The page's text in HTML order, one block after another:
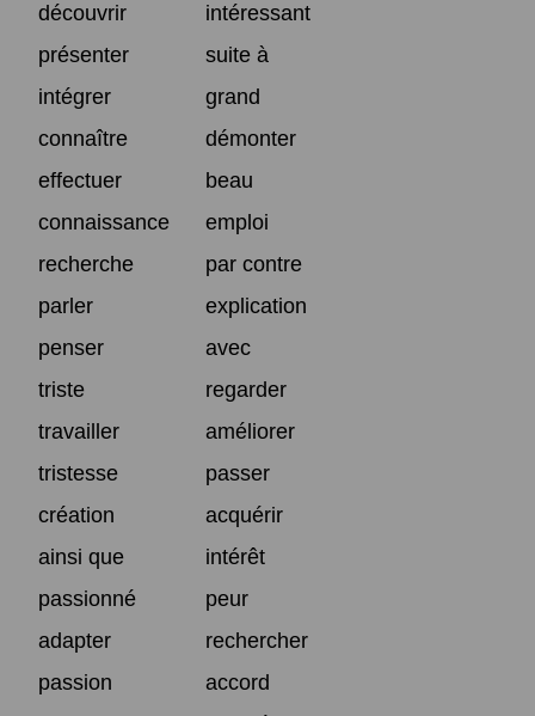
découvrir
intéressant
présenter
suite à
intégrer
grand
connaître
démonter
effectuer
beau
connaissance
emploi
recherche
par contre
parler
explication
penser
avec
triste
regarder
travailler
améliorer
tristesse
passer
création
acquérir
ainsi que
intérêt
passionné
peur
adapter
rechercher
passion
accord